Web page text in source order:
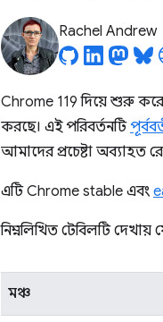
Rachel Andrew
Chrome 119 দিয়ে শুরু
করছে। এই পরিবর্তনটি
আমাদের প্রচেষ্টা অব্যাহত
এটি Chrome stable এবং
নিম্নলিখিত টেবিলটি
মঞ্চ